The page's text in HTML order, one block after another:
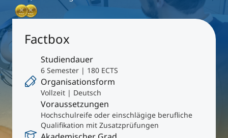
An über 300 Partneruniversitäten
Studienberatung
Study Finder Bachelor/Master
Entrepreneurship & Start-ups
Zertifikats-Lehrgänge
Micro Degrees
Micro Credentials
Masterclasses
Factbox
Studiendauer
6 Semester | 180 ECTS
Organisationsform
Vollzeit | Deutsch
Voraussetzungen
Hochschulreife oder einschlägige berufliche
Qualifikation mit Zusatzprüfungen